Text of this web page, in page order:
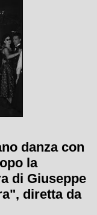
danza con
la
di Giuseppe
diretta da